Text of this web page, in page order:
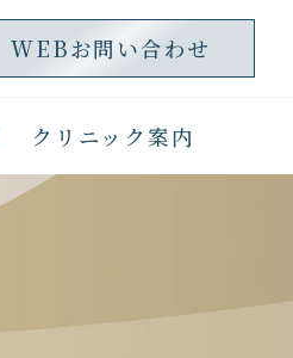
WEBお問い合わせ
クリニック案内